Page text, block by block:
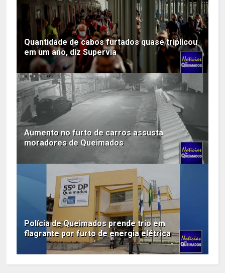
Quantidade de cabos furtados quase triplicou
em um ano, diz Supervia
Aumento no furto de carros assusta
moradores de Queimados
Polícia de Queimados prende trio em
flagrante por furto de energia elétrica